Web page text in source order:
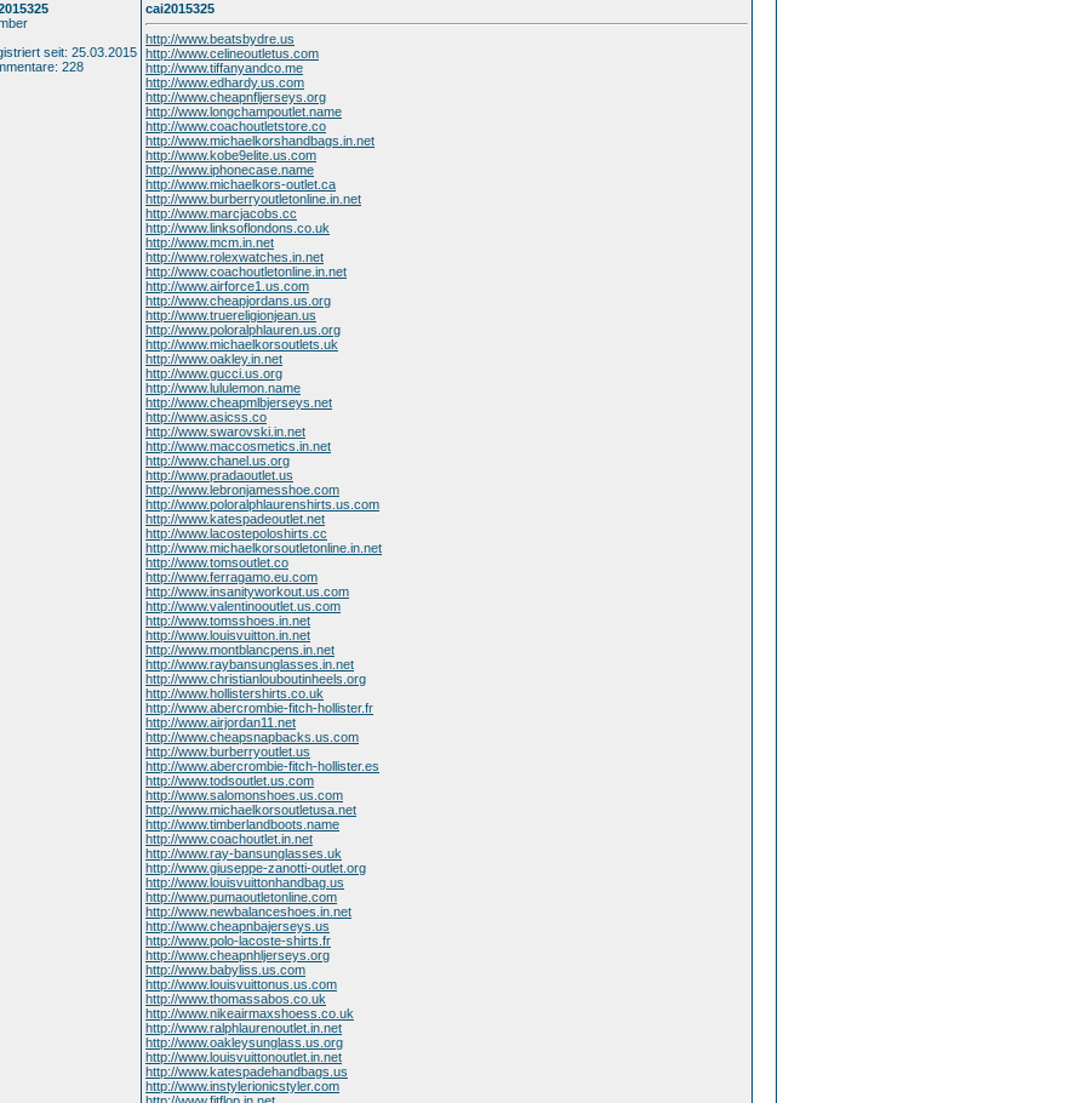
seit: 25.03.2015
228
cai2015325
http://www.beatsbydre.us
http://www.celineoutletus.com
http://www.tiffanyandco.me
http://www.edhardy.us.com
http://www.cheapnfljerseys.org
http://www.longchampoutlet.name
http://www.coachoutletstore.co
http://www.michaelkorshandbags.in.net
http://www.kobe9elite.us.com
http://www.iphonecase.name
http://www.michaelkors-outlet.ca
http://www.burberryoutletonline.in.net
http://www.marcjacobs.cc
http://www.linksoflondons.co.uk
http://www.mcm.in.net
http://www.rolexwatches.in.net
http://www.coachoutletonline.in.net
http://www.airforce1.us.com
http://www.cheapjordans.us.org
http://www.truereligionjean.us
http://www.poloralphlauren.us.org
http://www.michaelkorsoutlets.uk
http://www.oakley.in.net
http://www.gucci.us.org
http://www.lululemon.name
http://www.cheapmlbjerseys.net
http://www.asicss.co
http://www.swarovski.in.net
http://www.maccosmetics.in.net
http://www.chanel.us.org
http://www.pradaoutlet.us
http://www.lebronjamesshoe.com
http://www.poloralphlaurenshirts.us.com
http://www.katespadeoutlet.net
http://www.lacostepoloshirts.cc
http://www.michaelkorsoutletonline.in.net
http://www.tomsoutlet.co
http://www.ferragamo.eu.com
http://www.insanityworkout.us.com
http://www.valentinooutlet.us.com
http://www.tomsshoes.in.net
http://www.louisvuitton.in.net
http://www.montblancpens.in.net
http://www.raybansunglasses.in.net
http://www.christianlouboutinheels.org
http://www.hollistershirts.co.uk
http://www.abercrombie-fitch-hollister.fr
http://www.airjordan11.net
http://www.cheapsnapbacks.us.com
http://www.burberryoutlet.us
http://www.abercrombie-fitch-hollister.es
http://www.todsoutlet.us.com
http://www.salomonshoes.us.com
http://www.michaelkorsoutletusa.net
http://www.timberlandboots.name
http://www.coachoutlet.in.net
http://www.ray-bansunglasses.uk
http://www.giuseppe-zanotti-outlet.org
http://www.louisvuittonhandbag.us
http://www.pumaoutletonline.com
http://www.newbalanceshoes.in.net
http://www.cheapnbajerseys.us
http://www.polo-lacoste-shirts.fr
http://www.cheapnhljerseys.org
http://www.babyliss.us.com
http://www.louisvuittonus.us.com
http://www.thomassabos.co.uk
http://www.nikeairmaxshoess.co.uk
http://www.ralphlaurenoutlet.in.net
http://www.oakleysunglass.us.org
http://www.louisvuittonoutlet.in.net
http://www.katespadehandbags.us
http://www.instylerionicstyler.com